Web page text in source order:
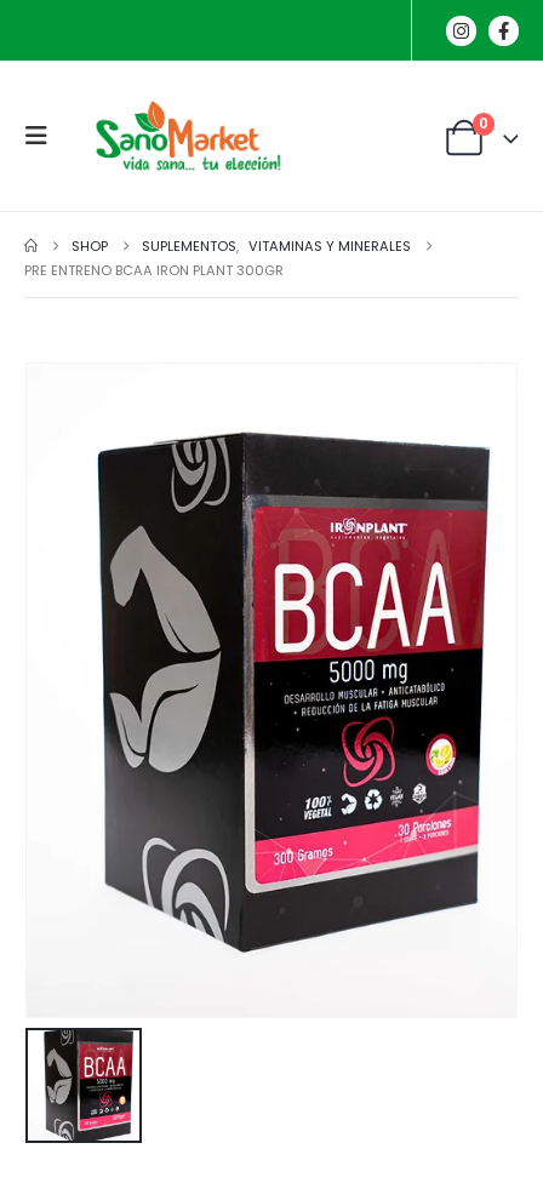
0
SHOP SUPLEMENTOS, VITAMINAS Y MINERALES
PRE ENTRENO BCAA IRON PLANT 300GR